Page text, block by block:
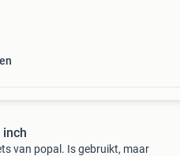
inch
van popal. Is gebruikt, maar